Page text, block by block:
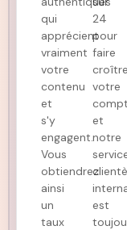
qui
apprécient
vraiment
votre
contenu
et
s'y
engagent.
Vous
obtiendrez
ainsi
un
taux
24
pour
faire
croître
votre
et
notre
est